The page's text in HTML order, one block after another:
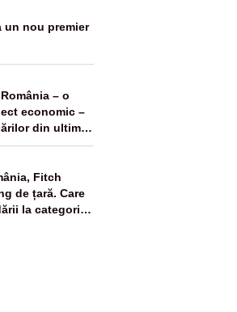
un nou premier
– o
economic –
din ultimii
Fitch
de țară. Care
la categoria